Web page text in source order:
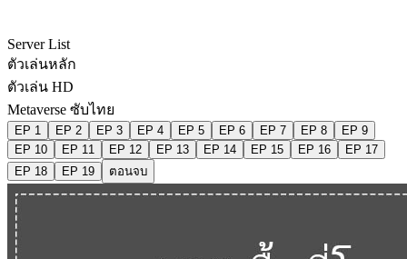
Server List
ตัวเล่นหลัก
ตัวเล่น HD
Metaverse ซับไทย
EP 1 EP 2 EP 3 EP 4 EP 5 EP 6 EP 7 EP 8
EP 9
EP 10
EP 11 EP 12 EP 13 EP 14 EP 15 EP 16
EP 17
EP 18
EP 19 ตอนจบ